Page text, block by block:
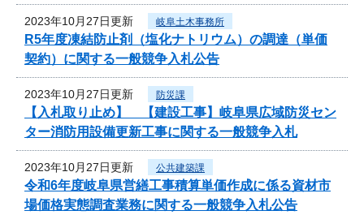
2023年10月27日更新 岐阜土木事務所
R5年度凍結防止剤（塩化ナトリウム）の調達（単価
契約）に関する一般競争入札公告
2023年10月27日更新 防災課
【入札取り止め】 【建設工事】岐阜県広域防災セン
ター消防用設備更新工事に関する一般競争入札
2023年10月27日更新 公共建築課
令和6年度岐阜県営繕工事積算単価作成に係る資材市
場価格実態調査業務に関する一般競争入札公告